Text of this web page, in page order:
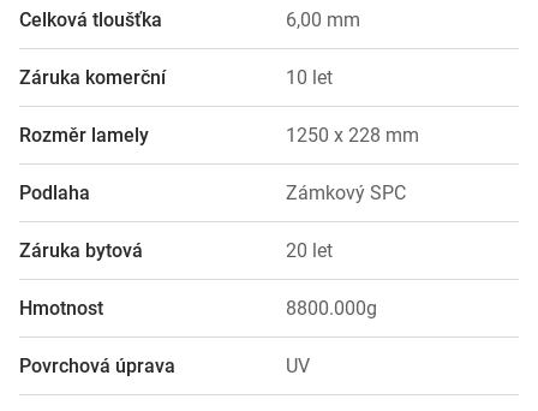
Celková tloušťka 6,00 mm
Záruka komerční 10 let
Rozměr lamely 1250 x 228 mm
Podlaha Zámkový SPC
Záruka bytová 20 let
Hmotnost 8800.000g
Povrchová úprava UV